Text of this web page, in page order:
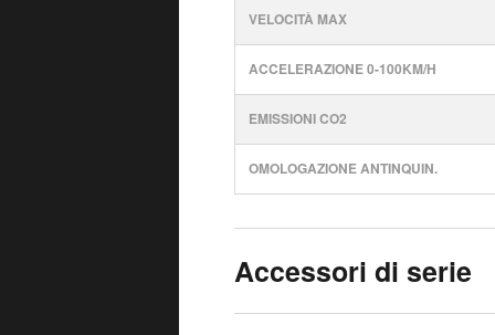
VELOCITÀ MAX
ACCELERAZIONE 0-100KM/H
EMISSIONI CO2
OMOLOGAZIONE ANTINQUIN.
Accessori di serie